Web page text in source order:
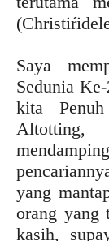
Saya
Sedunia
kita
yang
orang yang
kasih,